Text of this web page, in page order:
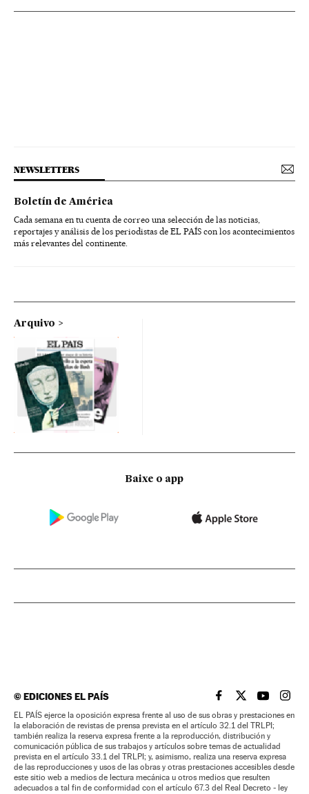
NEWSLETTERS
Boletín de América
Cada semana en tu cuenta de correo una selección de las noticias,
reportajes y análisis de los periodistas de EL PAÍS con los acontecimientos
más relevantes del continente.
Arquivo
Baixe o app
©EDICIONES EL PAÍS EL PAÍS BRASIL EN
EL PAÍSEL PAÍS
EL
EL PAÍS ejerce la oposición expresa frente al uso de sus obras y prestaciones en
la elaboración de revistas de prensa prevista en el artículo 32.1 del TRLPI;
también realiza la reserva expresa frente a la reproducción, distribución y
comunicación pública de sus trabajos y artículos sobre temas de actualidad
prevista en el artículo 33.1 del TRLPI; y, asimismo, realiza una reserva expresa
de las reproducciones y usos de las obras y otras prestaciones accesibles desde
este sitio web a medios de lectura mecánica u otros medios que resulten
adecuados a tal fin de conformidad con el artículo 67.3 del Real Decreto - ley